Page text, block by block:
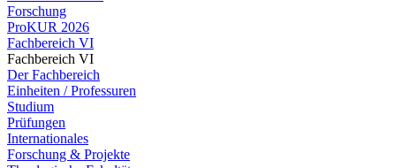
Forschung
ProKUR 2026
Fachbereich VI
Fachbereich VI
Der Fachbereich
Einheiten / Professuren
Studium
Prüfungen
Internationales
Forschung & Projekte